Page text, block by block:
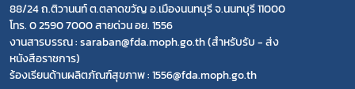
88/24 ถ.ติวานนท์ ต.ตลาดขวัญ อ.เมืองนนทบุรี จ.นนทบุรี 11000
โทร. 0 2590 7000 สายด่วน อย. 1556
งานสารบรรณ : saraban@fda.moph.go.th (สำหรับรับ - ส่ง
หนังสือราชการ)
ร้องเรียนด้านผลิตภัณฑ์สุขภาพ : 1556@fda.moph.go.th